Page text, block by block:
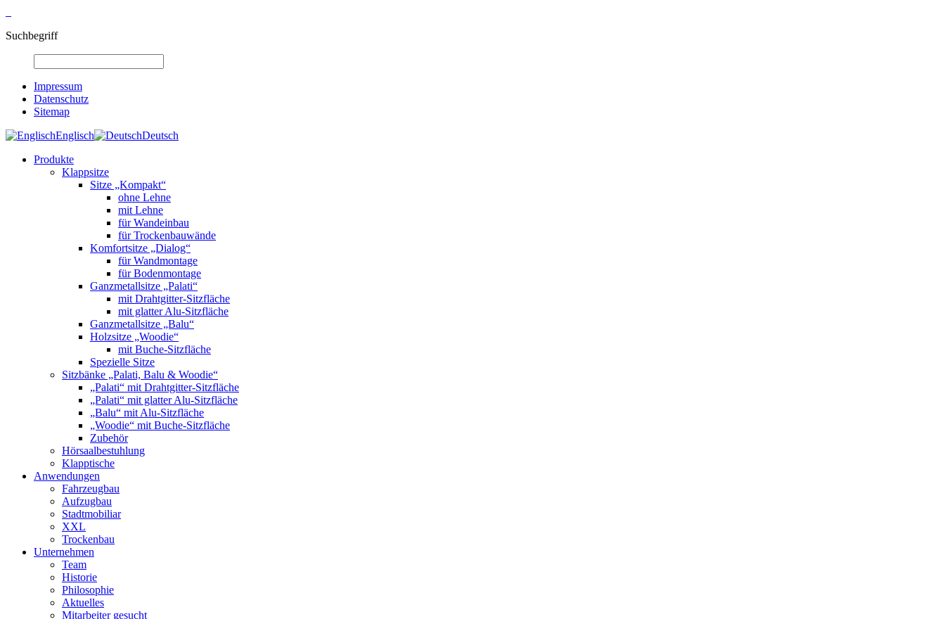
Suchbegriff
Impressum
Datenschutz
Sitemap
Englisch
Deutsch
Produkte
Klappsitze
Sitze „Kompakt“
ohne Lehne
mit Lehne
für Wandeinbau
für Trockenbauwände
Komfortsitze „Dialog“
für Wandmontage
für Bodenmontage
Ganzmetallsitze „Palati“
mit Drahtgitter-Sitzfläche
mit glatter Alu-Sitzfläche
Ganzmetallsitze „Balu“
Holzsitze „Woodie“
mit Buche-Sitzfläche
Spezielle Sitze
Sitzbänke „Palati, Balu & Woodie“
„Palati“ mit Drahtgitter-Sitzfläche
„Palati“ mit glatter Alu-Sitzfläche
„Balu“ mit Alu-Sitzfläche
„Woodie“ mit Buche-Sitzfläche
Zubehör
Hörsaalbestuhlung
Klapptische
Anwendungen
Fahrzeugbau
Aufzugbau
Stadtmobiliar
XXL
Trockenbau
Unternehmen
Team
Historie
Philosophie
Aktuelles
Mitarbeiter gesucht